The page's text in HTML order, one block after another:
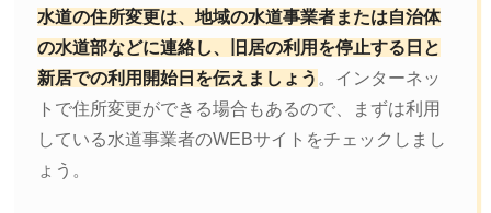
水道の住所変更は、地域の水道事業者または自治体
の水道部などに連絡し、旧居の利用を停止する日と
新居での利用開始日を伝えましょう 。インターネッ
トで住所変更ができる場合もあるので、まずは利用
している水道事業者のWEBサイトをチェックしまし
ょう。